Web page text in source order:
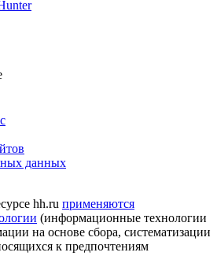
данных
hh.ru применяются
(информационные технологии
на основе сбора, систематизации
к предпочтениям